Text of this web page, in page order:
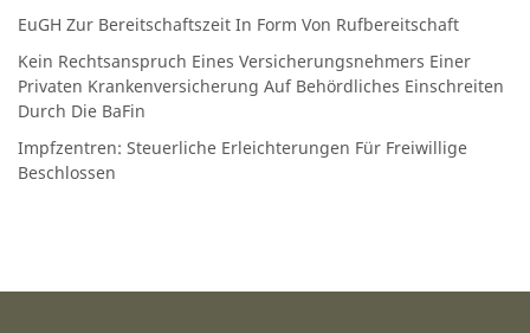
EuGH Zur Bereitschaftszeit In Form Von Rufbereitschaft
Kein Rechtsanspruch Eines Versicherungsnehmers Einer
Privaten Krankenversicherung Auf Behördliches Einschreiten
Durch Die BaFin
Impfzentren: Steuerliche Erleichterungen Für Freiwillige
Beschlossen